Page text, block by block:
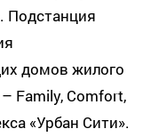
Подстанция
домов жилого
Family, Comfort,
«Урбан Сити».